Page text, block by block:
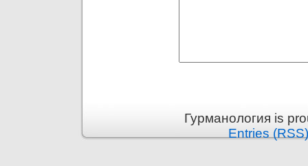
Гурманология is
Entries (RSS)